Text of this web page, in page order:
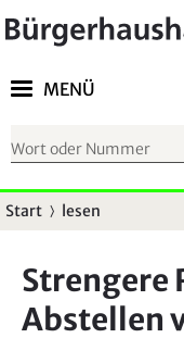
MENÜ
S
u
c
f
o
r
S
Start lesen
Strengere
Abstellen